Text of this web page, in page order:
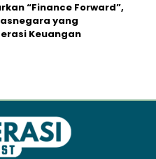
“Finance Forward”,
yang
Keuangan